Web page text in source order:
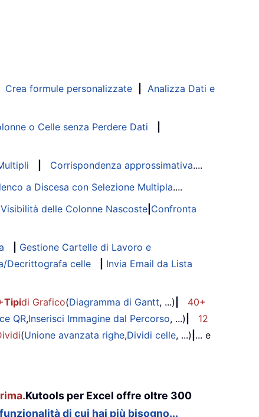
Crea formule personalizzate
Analizza Dati e
o Celle senza Perdere Dati
Corrispondenza approssimativa....
a Discesa con Selezione Multipla....
delle Colonne Nascoste Confronta
Gestione Cartelle di Lavoro e
Decrittografa celle
Invia Email da Lista
Tipidi Grafico(Diagramma di Gantt, ...)
40+
QR,Inserisci Immagine dal Percorso, ...)
12
(Unione avanzata righe,Dividi celle, ...) ... e
Kutools per Excel offre oltre 300
di cui hai più bisogno...